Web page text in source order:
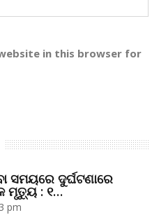
in this browser for
ସମୟରେ ଦୁର୍ଘଟଣାରେ
ମୃତ୍ୟୁ : ୧…
pm